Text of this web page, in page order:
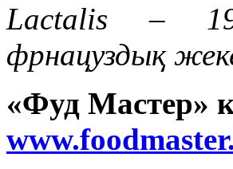
Lactalis –
фрнацуздық
«Фуд Мастер»